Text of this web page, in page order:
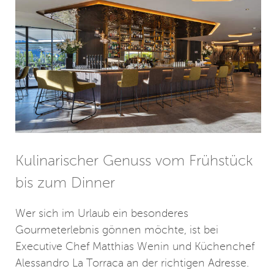
Kulinarischer Genuss vom Frühstück
bis zum Dinner
Wer sich im Urlaub ein besonderes
Gourmeterlebnis gönnen möchte, ist bei
Executive Chef Matthias Wenin und Küchenchef
Alessandro La Torraca an der richtigen Adresse.